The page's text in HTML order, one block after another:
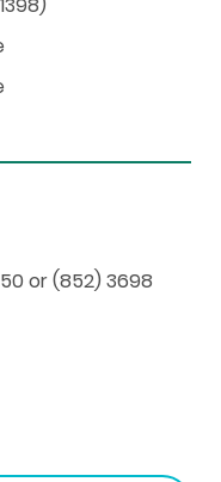
or (852) 3698